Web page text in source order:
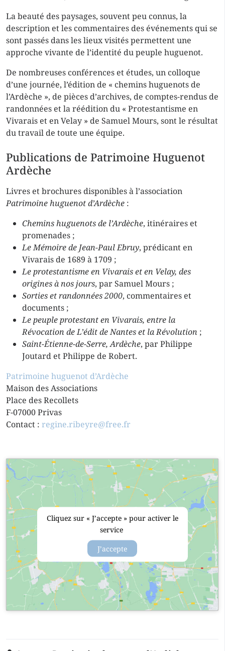
La beauté des paysages, souvent peu connus, la
description et les commentaires des événements qui se
sont passés dans les lieux visités permettent une
approche vivante de l’identité du peuple huguenot.
De nombreuses conférences et études, un colloque
d’une journée, l’édition de « chemins huguenots de
l’Ardèche », de pièces d’archives, de comptes-rendus de
randonnées et la réédition du « Protestantisme en
Vivarais et en Velay » de Samuel Mours, sont le résultat
du travail de toute une équipe.
Publications de Patrimoine Huguenot
Ardèche
Livres et brochures disponibles à l’association
Patrimoine huguenot d’Ardèche :
Chemins huguenots de l’Ardèche, itinéraires et
promenades ;
Le Mémoire de Jean-Paul Ebruy, prédicant en
Vivarais de 1689 à 1709 ;
Le protestantisme en Vivarais et en Velay, des
origines à nos jours, par Samuel Mours ;
Sorties et randonnées 2000, commentaires et
documents ;
Le peuple protestant en Vivarais, entre la
Révocation de L’édit de Nantes et la Révolution ;
Saint-Étienne-de-Serre, Ardèche, par Philippe
Joutard et Philippe de Robert.
Patrimoine huguenot d’Ardèche
Maison des Associations
Place des Recollets
F-07000 Privas
Contact : regine.ribeyre@free.fr
Cliquez sur « J’accepte » pour activer le
service
J’accepte